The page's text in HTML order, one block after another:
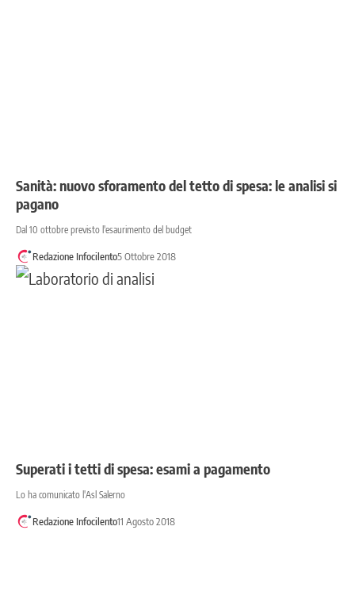
Sanità: nuovo sforamento del tetto di spesa: le analisi si
pagano
Dal 10 ottobre previsto l'esaurimento del budget
Redazione Infocilento5 Ottobre 2018
Superati i tetti di spesa: esami a pagamento
Lo ha comunicato l'Asl Salerno
Redazione Infocilento11 Agosto 2018